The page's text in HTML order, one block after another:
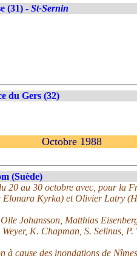
(31) - St-Sernin
du Gers (32)
Octobre 1988
(Suède)
20 au 30 octobre avec, pour la
Elonara Kyrka) et Olivier Latry
Johansson, Matthias
K. Chapman, S. Selinus,
à cause des inondations de